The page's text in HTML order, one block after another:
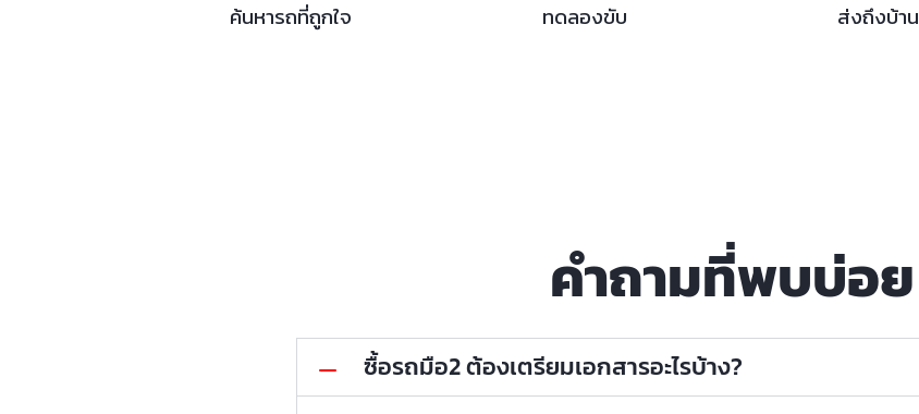
ค้นหารถที่ถูกใจ ทดลองขับ ส่งถึงบ้าน
คำถามที่พบบ่อย
ซื้อรถมือ2 ต้องเตรียมเอกสารอะไรบ้าง?